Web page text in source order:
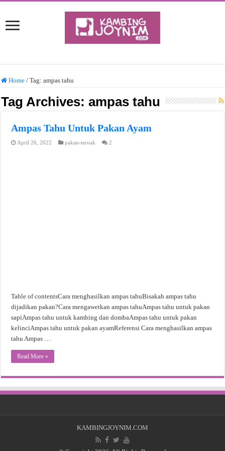
Home / Tag:ampas tahu
Tag Archives:ampas tahu
Ampas Tahu Untuk Pakan Ayam
April 26, 2022 pakan-ternak 2
Table of contentsCara menghasilkan ampas tahuBisakah ampas tahu
dijadikan pakan?Cara mengawetkan ampas tahuAmpas tahu untuk pakan
sapiAmpas tahu untuk kambing dan dombaAmpas tahu untuk pakan
kelinciAmpas tahu untuk pakan ayamReferensi Cara menghasilkan ampas
tahu Ampas …
Read More »
KAMBINGJOYNIM.COM